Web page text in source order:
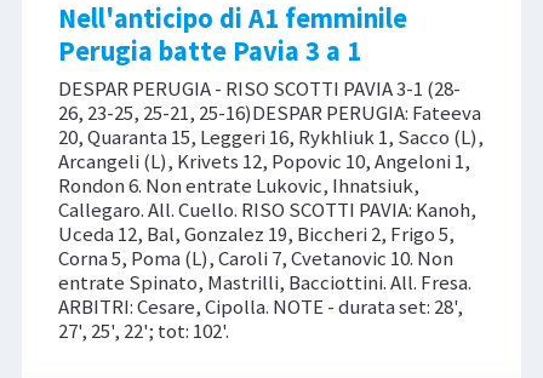
Nell'anticipo di A1 femminile
Perugia batte Pavia 3 a 1
DESPAR PERUGIA - RISO SCOTTI PAVIA 3-1 (28-
26, 23-25, 25-21, 25-16)DESPAR PERUGIA: Fateeva
20, Quaranta 15, Leggeri 16, Rykhliuk 1, Sacco (L),
Arcangeli (L), Krivets 12, Popovic 10, Angeloni 1,
Rondon 6. Non entrate Lukovic, Ihnatsiuk,
Callegaro. All. Cuello. RISO SCOTTI PAVIA: Kanoh,
Uceda 12, Bal, Gonzalez 19, Biccheri 2, Frigo 5,
Corna 5, Poma (L), Caroli 7, Cvetanovic 10. Non
entrate Spinato, Mastrilli, Bacciottini. All. Fresa.
ARBITRI: Cesare, Cipolla. NOTE - durata set: 28',
27', 25', 22'; tot: 102'.